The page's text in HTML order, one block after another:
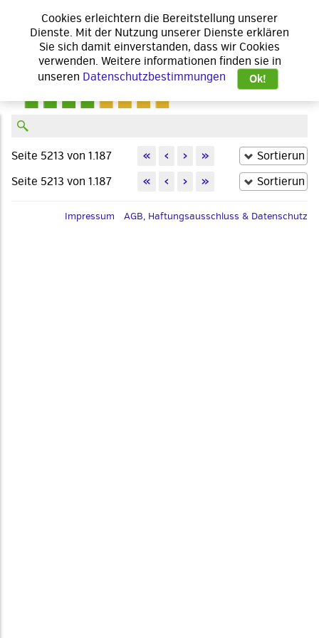
Seite 5213 von 1.187 « ‹ ›
»
Seite 5213 von 1.187
« ‹ › »
Impressum AGB, Haftungsausschluss & Datenschutz
Cookies erleichtern die Bereitstellung unserer
Dienste. Mit der Nutzung unserer Dienste erklären
Sie sich damit einverstanden, dass wir Cookies
verwenden. Weitere informationen finden sie in
unseren Datenschutzbestimmungen Ok!